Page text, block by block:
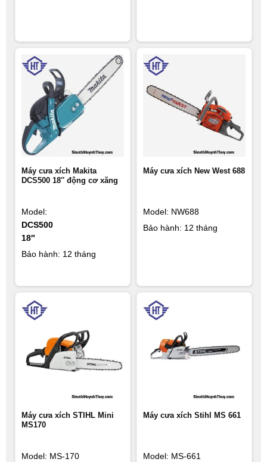
Máy cưa xích Makita
DCS500 18″ động cơ xăng
Model:
DCS500
18″
Bảo hành: 12 tháng
Máy cưa xích New West 688
Model: NW688
Bảo hành: 12 tháng
Máy cưa xích STIHL Mini
MS170
Model: MS-170
Máy cưa xích Stihl MS 661
Model: MS-661